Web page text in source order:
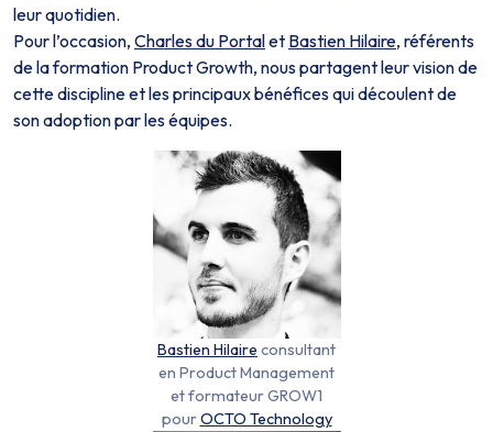
leur quotidien.
Pour l’occasion, Charles du Portalet Bastien Hilaire, référents
de la formation Product Growth, nous partagent leur vision de
cette discipline et les principaux bénéfices qui découlent de
son adoption par les équipes.
Bastien Hilaire consultant
en Product Management
et formateur GROW1
pourOCTO Technology